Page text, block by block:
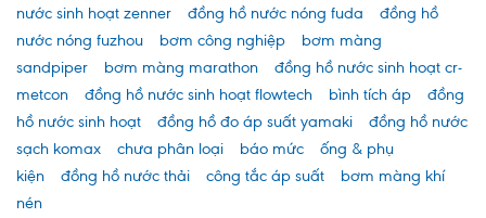
nước sinh hoạt zenner
đồng hồ nước nóng fuda
đồng hồ
nước nóng fuzhou
bơm công nghiệp
bơm màng
sandpiper
bơm màng marathon
đồng hồ nước sinh hoạt cr-
metcon
đồng hồ nước sinh hoạt flowtech bình tích áp
đồng
hồ nước sinh hoạt
đồng hồ đo áp suất yamaki
đồng hồ nước
sạch komax
chưa phân loại báo mức
ống & phụ
kiện
đồng hồ nước thải công tắc áp suất
bơm màng khí
nén